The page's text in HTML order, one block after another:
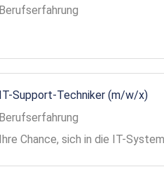
Berufserfahrung
IT-Support-Techniker (m/w/x)
Berufserfahrung
Ihre Chance, sich in die IT-